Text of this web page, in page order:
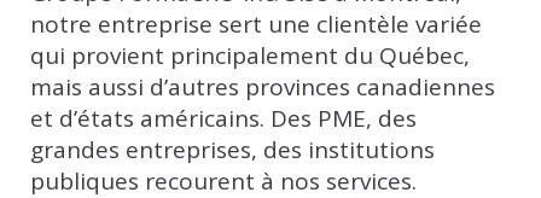
notre entreprise sert une clientèle variée
qui provient principalement du Québec,
mais aussi d’autres provinces canadiennes
et d’états américains. Des PME, des
grandes entreprises, des institutions
publiques recourent à nos services.